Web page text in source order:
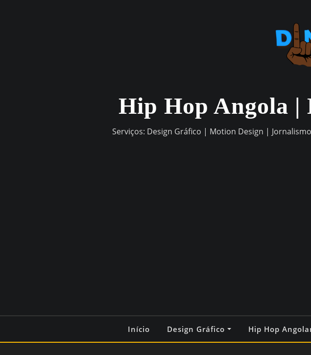
Hip Hop Angola |
Serviços: Design Gráfico | Motion Design |
Início Design Gráfico Hip Hop